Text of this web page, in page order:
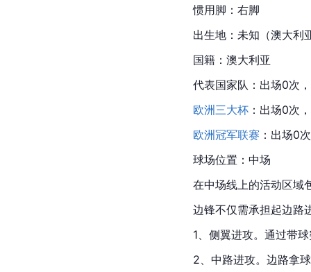
惯用脚：右脚
出生地：未知（澳大利
国籍：澳大利亚
代表国家队：出场0次
欧洲三大杯 ：出场0次
欧洲冠军联赛 ：出场0
球场位置：中场
在中场线上的活动区域
边锋不仅需承担起边路
1、侧翼进攻。通过带
2、中路进攻。边路拿